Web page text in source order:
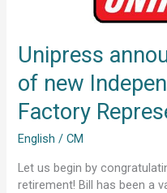
Unipress
of new
Factory
English /CM
Let us begin by
retirement! Bill has been a
Regional
Factory
Representatives